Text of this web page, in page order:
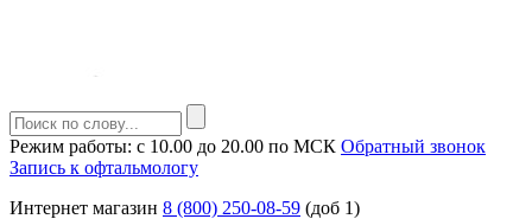
Режим работы: с 10.00 до 20.00 по МСК Обратный звонок
Запись к офтальмологу
Интернет магазин 8 (800) 250-08-59 (доб 1)